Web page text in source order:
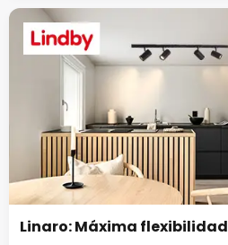
Linaro: Máxima flexibilidad